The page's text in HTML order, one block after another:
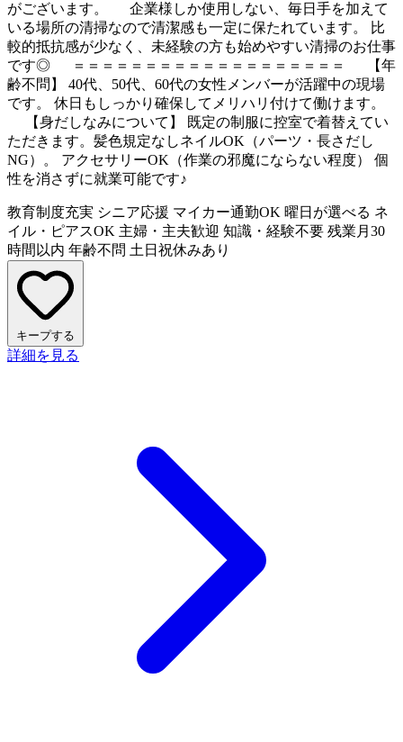
がございます。 企業様しか使用しない、毎日手を加えて
いる場所の清掃なので清潔感も一定に保たれています。 比
較的抵抗感が少なく、未経験の方も始めやすい清掃のお仕事
です◎ ＝＝＝＝＝＝＝＝＝＝＝＝＝＝＝＝＝＝＝ 【年
齢不問】 40代、50代、60代の女性メンバーが活躍中の現場
です。 休日もしっかり確保してメリハリ付けて働けます。
【身だしなみについて】 既定の制服に控室で着替えてい
ただきます。髪色規定なしネイルOK（パーツ・長さだし
NG）。 アクセサリーOK（作業の邪魔にならない程度） 個
性を消さずに就業可能です♪
教育制度充実 シニア応援 マイカー通勤OK 曜日が選べる ネ
イル・ピアスOK 主婦・主夫歓迎 知識・経験不要 残業月30
時間以内 年齢不問 土日祝休みあり
キープする
詳細を見る